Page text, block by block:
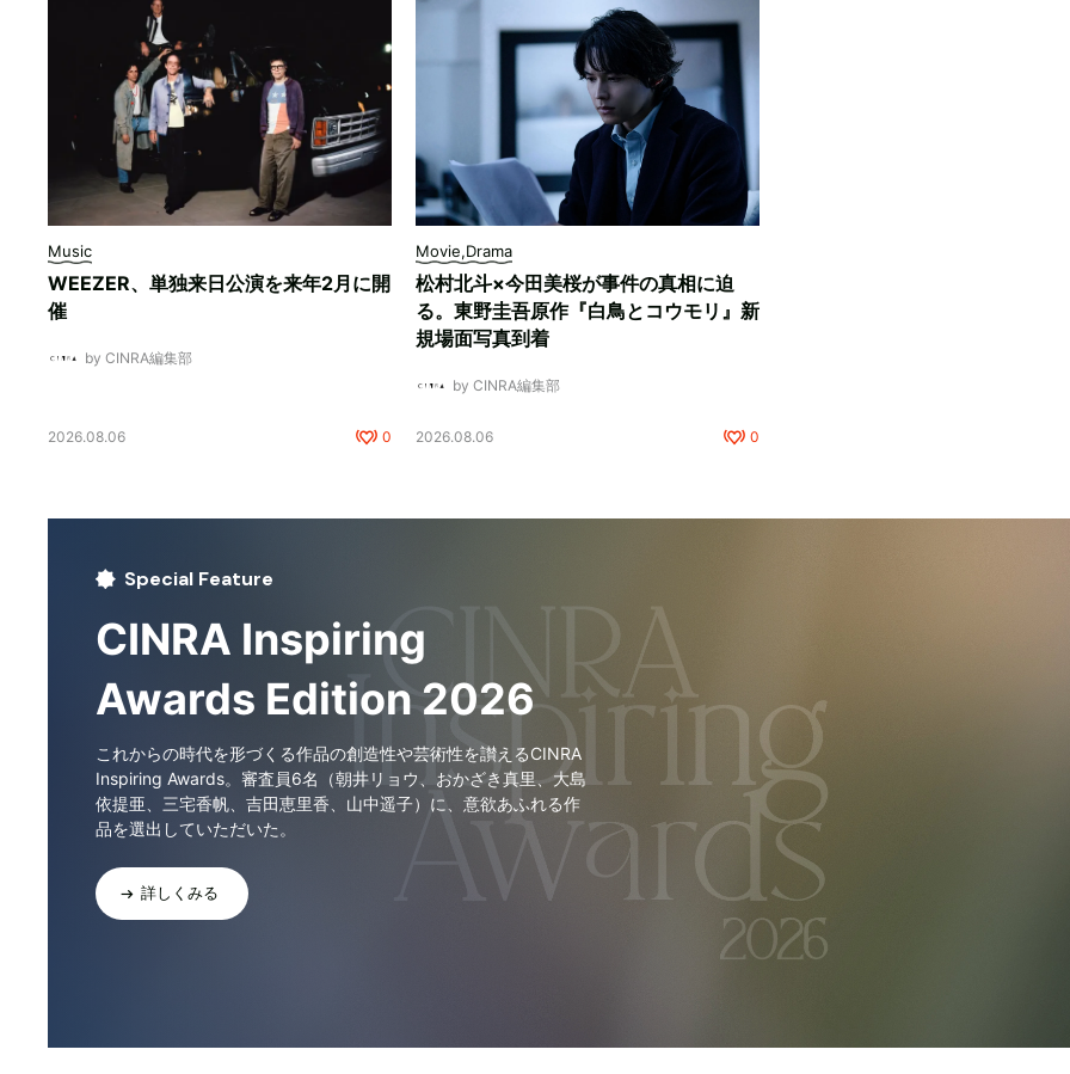
Music
WEEZER、単独来日公演を来年2月に開
催
by CINRA編集部
2026.08.06 0
Movie,Drama
松村北斗×今田美桜が事件の真相に迫
る。東野圭吾原作『白鳥とコウモリ』新
規場面写真到着
by CINRA編集部
2026.08.06 0
Special Feature
CINRA Inspiring
Awards Edition 2026
これからの時代を形づくる作品の創造性や芸術性を讃えるCINRA
Inspiring Awards。審査員6名（朝井リョウ、おかざき真里、大島
依提亜、三宅香帆、吉田恵里香、山中遥子）に、意欲あふれる作
品を選出していただいた。
詳しくみる